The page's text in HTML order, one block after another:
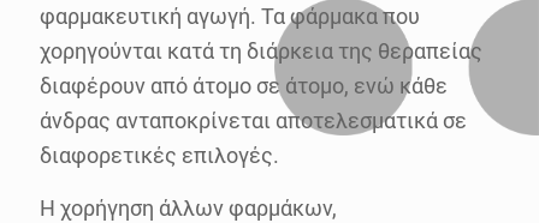
φαρμακευτική αγωγή. Τα φάρμακα που
χορηγούνται κατά τη διάρκεια της θεραπείας
διαφέρουν από άτομο σε άτομο, ενώ κάθε
άνδρας ανταποκρίνεται αποτελεσματικά σε
διαφορετικές επιλογές.
Η χορήγηση άλλων φαρμάκων,